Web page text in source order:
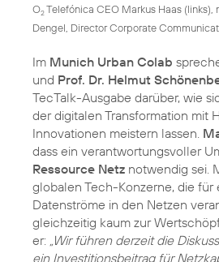
O2Telefónica CEO Markus Haas
Dengel, Director Corporate
Im Munich Urban Colab
und Prof. Dr. Helmut
TecTalk-Ausgabe darüber, wie
der digitalen Transformation mit
Innovationen meistern lassen.
dass ein verantwortungsvoller
Ressource Netz notwendig sei.
globalen Tech-Konzerne, die für
Datenströme in den Netzen
gleichzeitig kaum zur
er: „Wir führen derzeit die
ein Investitionsbeitrag für